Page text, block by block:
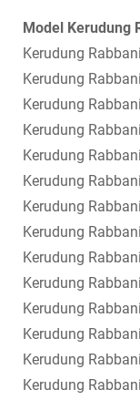
Model Kerudung
Kerudung
Kerudung
Kerudung
Kerudung
Kerudung
Kerudung
Kerudung
Kerudung
Kerudung
Kerudung
Kerudung
Kerudung
Kerudung
Kerudung